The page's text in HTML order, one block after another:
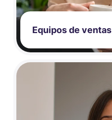
Equipos de ventas